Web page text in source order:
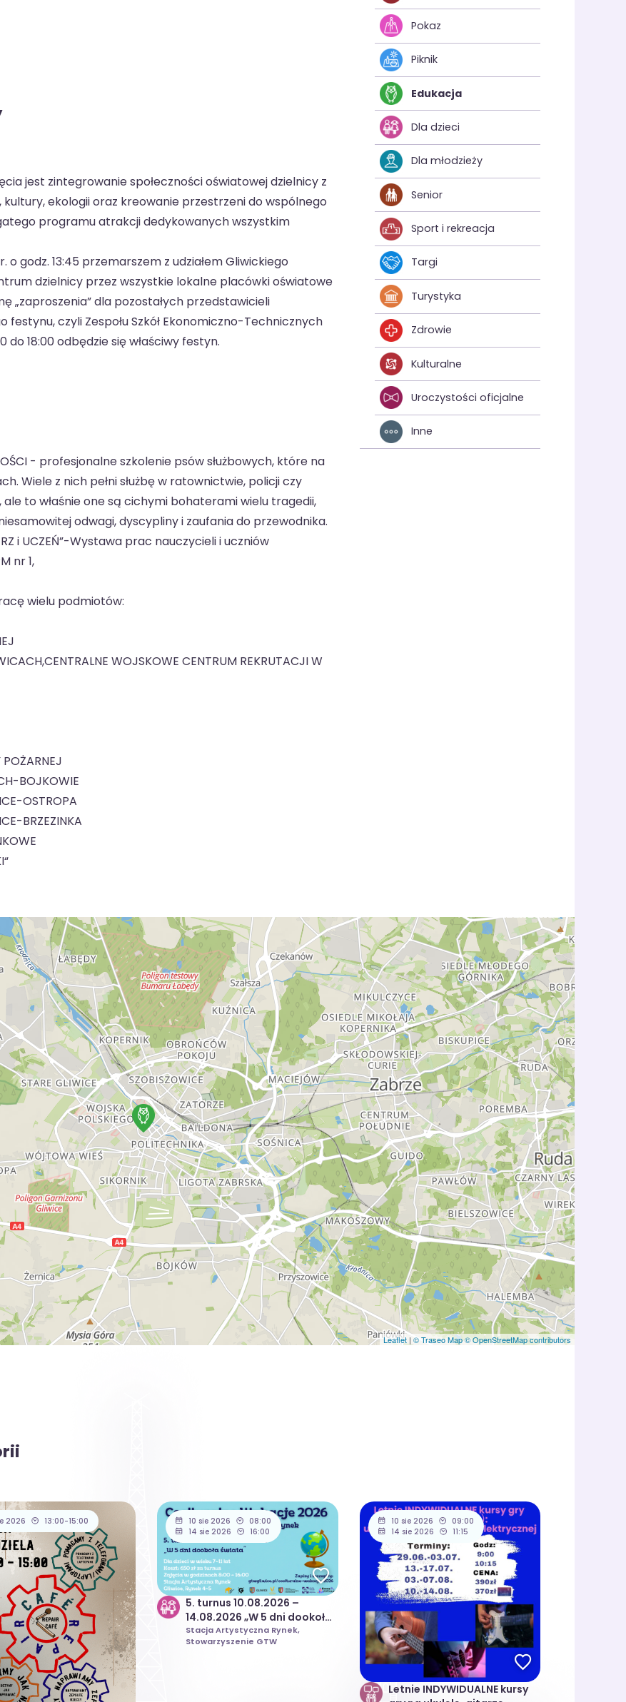
jest zintegrowanie społeczności oświatowej dzielnicy z
ekologii oraz kreowanie przestrzeni do wspólnego
programu atrakcji dedykowanych wszystkim
godz. 13:45 przemarszem z udziałem Gliwickiego
dzielnicy przez wszystkie lokalne placówki oświatowe
„zaproszenia” dla pozostałych przedstawicieli
czyli Zespołu Szkół Ekonomiczno-Technicznych
18:00 odbędzie się właściwy festyn.
- profesjonalne szkolenie psów służbowych, które na
Wiele z nich pełni służbę w ratownictwie, policji czy
to właśnie one są cichymi bohaterami wielu tragedii,
odwagi, dyscypliny i zaufania do przewodnika.
i UCZEŃ”-Wystawa prac nauczycieli i uczniów
nr 1,
wielu podmiotów:
WOJSKOWE CENTRUM REKRUTACJI W
BOJKOWIE
OSTROPA
BRZEZINKA
Pokaz
Piknik
Edukacja
Dla dzieci
Dla młodzieży
Senior
Sport i rekreacja
Targi
Turystyka
Zdrowie
Kulturalne
Uroczystości oficjalne
Inne
Leaflet | © Traseo Map© OpenStreetMap contributors
2026 13:00-15:00 10 sie 2026
08:00
14 sie 2026
16:00
5. turnus 10.08.2026 –
14.08.2026 „W 5 dni dookoła
świata” | Coolturalne
Wakacje 2026
Stacja Artystyczna Rynek,
Stowarzyszenie GTW
10 sie 2026
09:00
14 sie 2026
11:15
Letnie INDYWIDUALNE kursy